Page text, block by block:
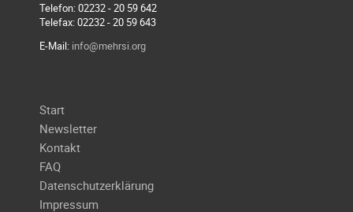
Telefon: 02232 - 20 59 642
Telefax: 02232 - 20 59 643
E-Mail: info@mehrsi.org
Navigation
überspringen
Start
Newsletter
Kontakt
FAQ
Datenschutzerklärung
Impressum